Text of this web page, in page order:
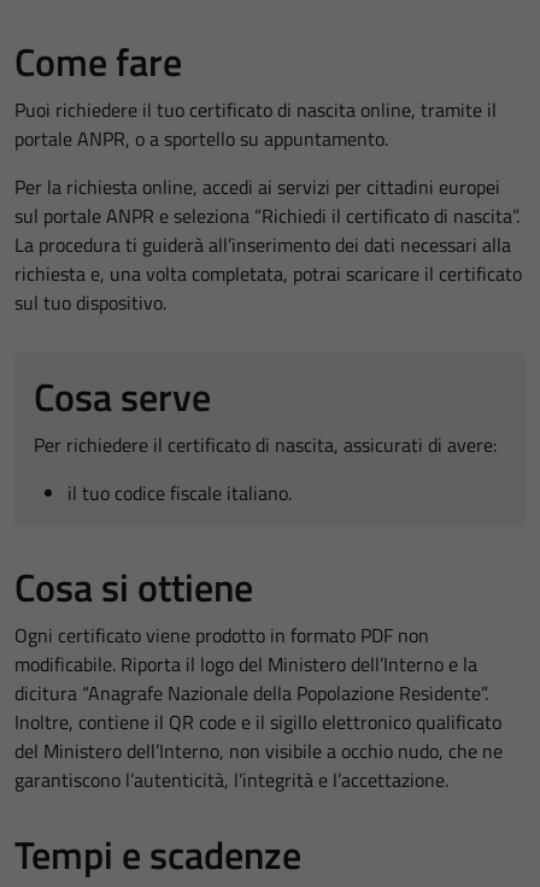
Come fare
Puoi richiedere il tuo certificato di nascita online, tramite il
portale ANPR, o a sportello su appuntamento.
Per la richiesta online, accedi ai servizi per cittadini europei
sul portale ANPR e seleziona “Richiedi il certificato di nascita”.
La procedura ti guiderà all’inserimento dei dati necessari alla
richiesta e, una volta completata, potrai scaricare il certificato
sul tuo dispositivo.
Cosa serve
Per richiedere il certificato di nascita, assicurati di avere:
il tuo codice fiscale italiano.
Cosa si ottiene
Ogni certificato viene prodotto in formato PDF non
modificabile. Riporta il logo del Ministero dell’Interno e la
dicitura “Anagrafe Nazionale della Popolazione Residente”.
Inoltre, contiene il QR code e il sigillo elettronico qualificato
del Ministero dell’Interno, non visibile a occhio nudo, che ne
garantiscono l’autenticità, l’integrità e l’accettazione.
Tempi e scadenze